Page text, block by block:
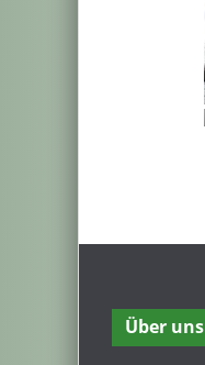
Über uns